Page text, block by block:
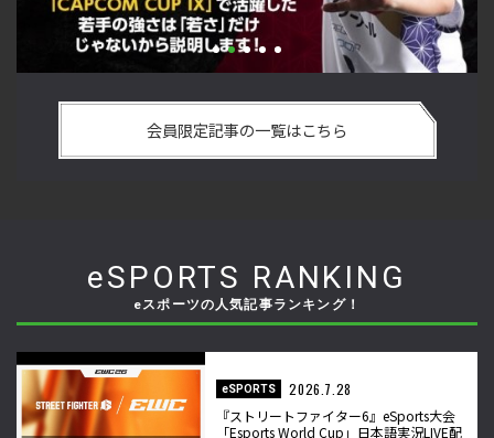
悟を決めたカワノ選手の攻略を解説！【ストーム久保のプロ
格闘ゲーマーのゲンバから！ 第49回】
会員限定記事の一覧はこちら
eSPORTS RANKING
eスポーツの人気記事ランキング！
eSPORTS
2026.7.28
『ストリートファイター6』eSports大会
「Esports World Cup」日本語実況LIVE配